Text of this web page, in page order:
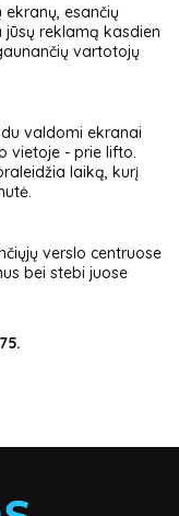
ekranų, esančių
jūsų reklamą kasdien
vartotojų
valdomi ekranai
vietoje - prie lifto.
laiką, kurį
verslo centruose
bei stebi juose
75.